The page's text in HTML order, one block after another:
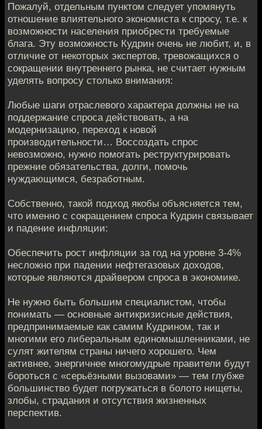
Пожалуй, отдельным пунктом следует упомянуть
отношение влиятельного экономиста к спросу, т.е. к
возможности населения приобрести требуемые
блага. Эту возможность Кудрин очень не любит, и, в
отличие от некоторых экспертов, тревожащихся о
сокращении внутреннего рынка, не считает нужным
уделять вопросу столько внимания:
Любые шаги отраслевого характера должны не на
поддержание спроса действовать, а на
модернизацию, переход к новой
производительности… Воссоздать спрос
невозможно, нужно помогать реструктурировать
прежние обязательства, долги, помочь
нуждающимся, безработным.
Собственно, такой подход якобы объясняется тем,
что именно с сокращением спроса Кудрин связывает
и падение инфляции:
Обеспечить рост инфляции за год на уровне 3-4%
несложно при падении нефтегазовых доходов,
которые являются драйвером спроса в экономике.
Не нужно быть большим специалистом, чтобы
понимать — основные антикризисные действия,
предпринимаемые как самим Кудрином, так и
многими его либеральным единомышленниками, не
сулят жителям страны ничего хорошего. Чем
активнее, энергичнее многомудрые правители будут
бороться с «серьёзными вызовами» — тем глубже
большинство будет погружаться в болото нищеты,
злобы, страдания и отсутствия жизненных
перспектив.